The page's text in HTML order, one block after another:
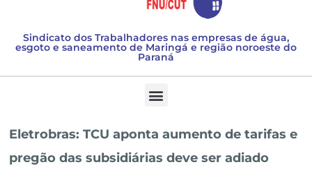
Sindicato dos Trabalhadores nas empresas de água,
esgoto e saneamento de Maringá e região noroeste do
Paraná
Eletrobras: TCU aponta aumento de tarifas e
pregão das subsidiárias deve ser adiado